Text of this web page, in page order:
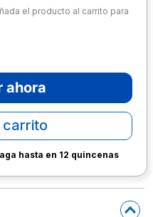
el producto al carrito para
ahora
carrito
hasta en 12 quincenas